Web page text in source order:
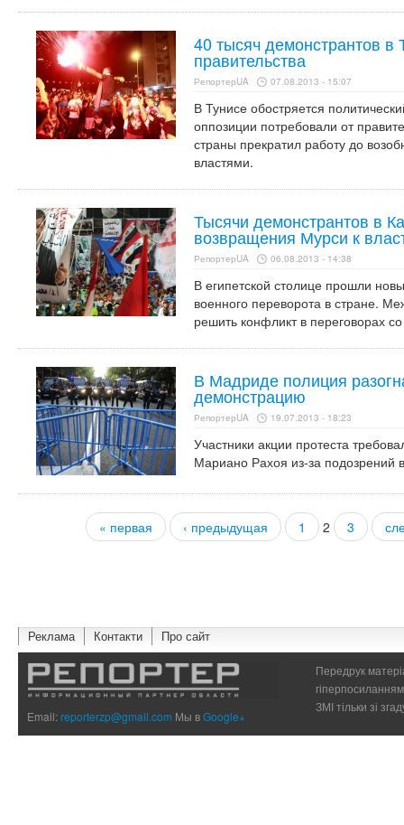
40 тысяч демонстрантов в
правительства
РепортерUA 07.08.2013 - 15:07
В Тунисе обостряется
оппозиции потребовали от
страны прекратил работу до
властями.
Тысячи демонстрантов в
возвращения Мурси к
РепортерUA 06.08.2013 - 14:38
В египетской столице прошли
военного переворота в стране.
решить конфликт в переговорах
В Мадриде полиция
демонстрацию
РепортерUA 19.07.2013 - 18:23
Участники акции протеста
Мариано Рахоя из-за подозрений
« первая ‹ предыдущая 1 2 3
Реклама Контакти Про сайт
Email:reporterzp@gmail.com Мы вGoogle+
Передрук
ЗМІ тільки зі